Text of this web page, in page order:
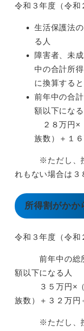
令和３年度（令和
生活保護法
る人
障害者、未
中の合計所
に換算する
前年中の合
額以下になる
２８万円×
族数）＋１
※ただし、控除
れもない場合は３
所得割がかか
令和３年度（令和
前年中の総所
額以下になる人
３５万円×（本
族数）＋３２万円
※ただし、控除